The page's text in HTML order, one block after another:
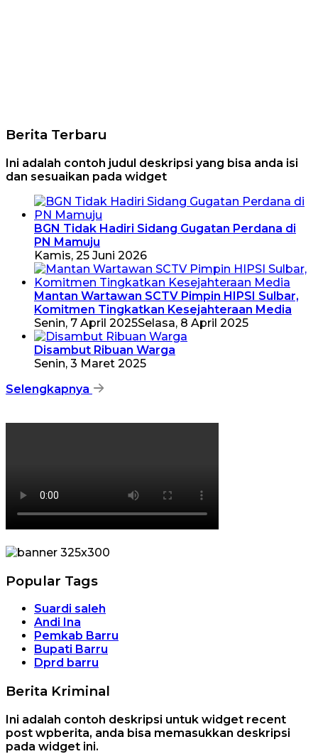
Berita Terbaru
Ini adalah contoh judul deskripsi yang bisa anda isi
dan sesuaikan pada widget
BGN Tidak Hadiri Sidang Gugatan Perdana di
PN Mamuju
Kamis, 25 Juni 2026
Mantan Wartawan SCTV Pimpin HIPSI Sulbar,
Komitmen Tingkatkan Kesejahteraan Media
Senin, 7 April 2025Selasa, 8 April 2025
Disambut Ribuan Warga
Senin, 3 Maret 2025
Selengkapnya
Popular Tags
Suardi saleh
Andi Ina
Pemkab Barru
Bupati Barru
Dprd barru
Berita Kriminal
Ini adalah contoh deskripsi untuk widget recent
post wpberita, anda bisa memasukkan deskripsi
pada widget ini.